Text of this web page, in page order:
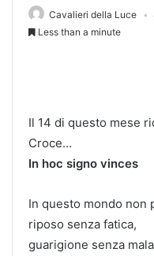
Cavalieri della Luce
Less than a minute
Il 14 di questo mese
Croce…
In hoc signo vinces
In questo mondo non
riposo senza fatica,
guarigione senza